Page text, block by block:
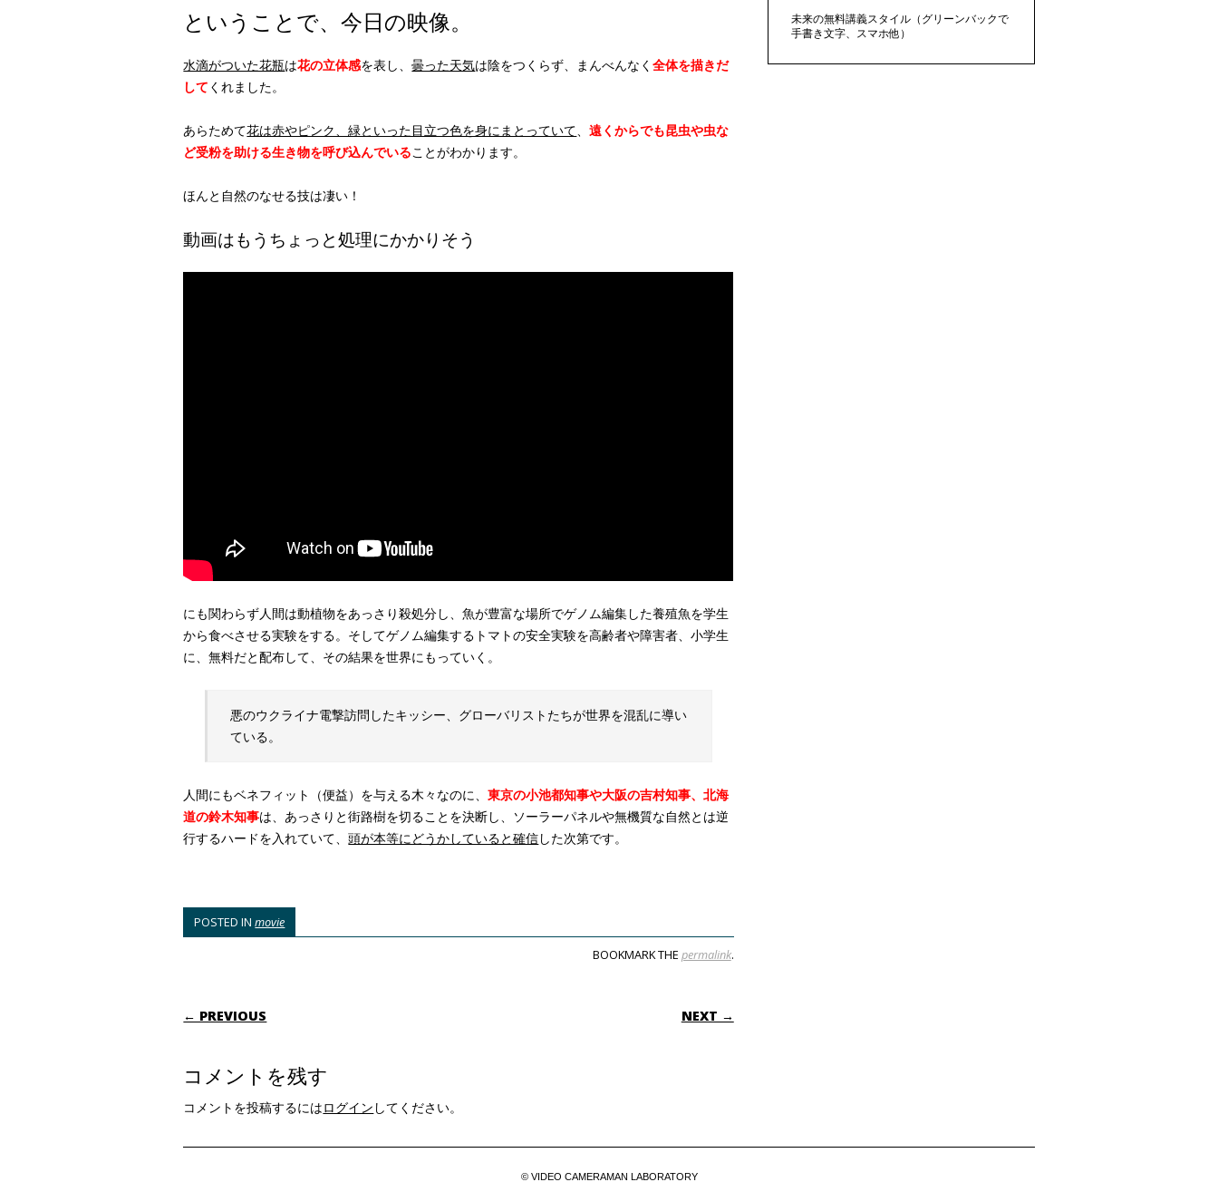
ということで、今日の映像。
水滴がついた花瓶は花の立体感を表し、曇った天気は陰をつくらず、まんべんなく全体を描きだ
して くれました。
あらためて花は赤やピンク、緑といった目立つ色を身にまとっていて 、遠くからでも昆虫や虫な
ど受粉を助ける生き物を呼び込んでいることがわかります。
ほんと自然のなせる技は凄い！
動画はもうちょっと処理にかかりそう
にも関わらず人間は動植物をあっさり殺処分し、魚が豊富な場所でゲノム編集した養殖魚を学生
から食べさせる実験をする。そしてゲノム編集するトマトの安全実験を高齢者や障害者、小学生
に、無料だと配布して、その結果を世界にもっていく。
悪のウクライナ電撃訪問したキッシー、グローバリストたちが世界を混乱に導い
ている。
人間にもベネフィット（便益）を与える木々なのに、東京の小池都知事や大阪の吉村知事、北海
道の鈴木知事は、あっさりと街路樹を切ることを決断し、ソーラーパネルや無機質な自然とは逆
行するハードを入れていて、頭が本等にどうかしていると確信した次第です。
POSTED INmovie
BOOKMARK THE permalink.
POST NAVIGATION
← PREVIOUS NEXT →
コメントを残す
コメントを投稿するにはログイン してください。
未来の無料講義スタイル（グリーンバックで
手書き文字、スマホ他）
© VIDEO CAMERAMAN LABORATORY